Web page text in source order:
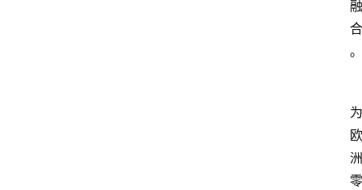
融
合
。
为
欧
洲
零